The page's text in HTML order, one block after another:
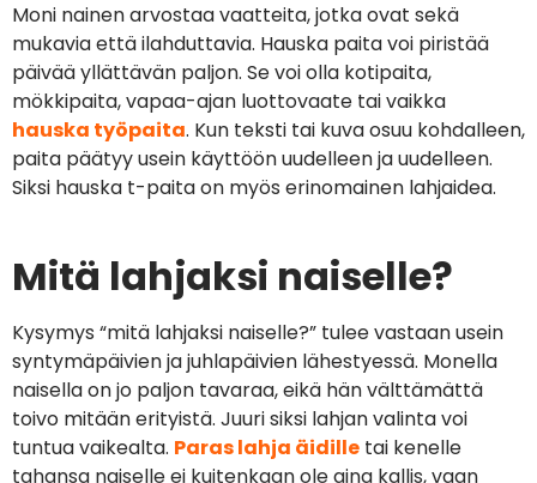
Moni nainen arvostaa vaatteita, jotka ovat sekä
mukavia että ilahduttavia. Hauska paita voi piristää
päivää yllättävän paljon. Se voi olla kotipaita,
mökkipaita, vapaa-ajan luottovaate tai vaikka
hauska työpaita. Kun teksti tai kuva osuu kohdalleen,
paita päätyy usein käyttöön uudelleen ja uudelleen.
Siksi hauska t-paita on myös erinomainen lahjaidea.
Mitä lahjaksi naiselle?
Kysymys “mitä lahjaksi naiselle?” tulee vastaan usein
syntymäpäivien ja juhlapäivien lähestyessä. Monella
naisella on jo paljon tavaraa, eikä hän välttämättä
toivo mitään erityistä. Juuri siksi lahjan valinta voi
tuntua vaikealta. Paras lahja äidille tai kenelle
tahansa naiselle ei kuitenkaan ole aina kallis, vaan